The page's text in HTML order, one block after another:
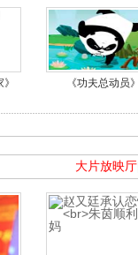
《功夫总动员》
大片放映厅